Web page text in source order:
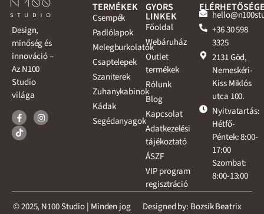
Design,
minőség és
innováció –
Az N100
Studio
világa
TERMÉKEK
Csempék
Padlólapok
Melegburkolatok
Csaptelepek
Szaniterek
Zuhanykabinok
Kádak
Segédanyagok
GYORS
LINKEK
Főoldal
Webáruház
Outlet
termékek
Rólunk
Blog
Kapcsolat
Adatkezelési
tájékoztató
ÁSZF
VIP program
regisztráció
+36 30 598
3325
2131 Göd,
Nemeskéri-
Kiss Miklós
utca 100.
Nyitvatartás:
Hétfő-
Péntek: 8:00-
17:00
Szombat:
8:00-13:00
© 2025, N100 Studio | Minden jog
Designed by: Bozsik Beatrix